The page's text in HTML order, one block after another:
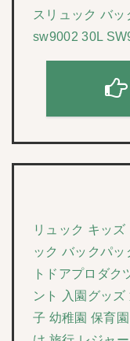
スリュック バ
sw9002 30L
リュック キッ
ック バックパ
トドアプロダク
ント 入園グッ
子 幼稚園 保育